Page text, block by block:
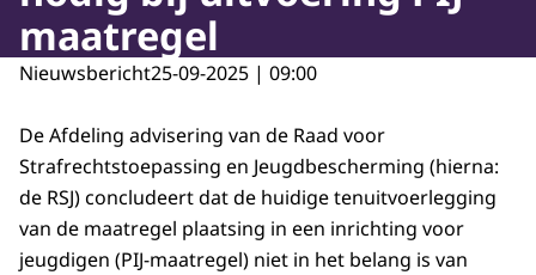
maatregel
Nieuwsbericht25-09-2025 | 09:00
De Afdeling advisering van de Raad voor
Strafrechtstoepassing en Jeugdbescherming (hierna:
de RSJ) concludeert dat de huidige tenuitvoerlegging
van de maatregel plaatsing in een inrichting voor
jeugdigen (PIJ-maatregel) niet in het belang is van